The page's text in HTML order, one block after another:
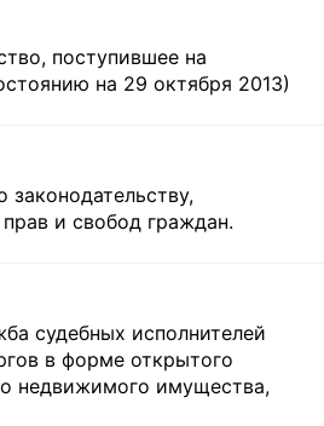
поступившее на
на 29 октября 2013)
и свобод граждан.
судебных исполнителей
в форме открытого
недвижимого имущества,